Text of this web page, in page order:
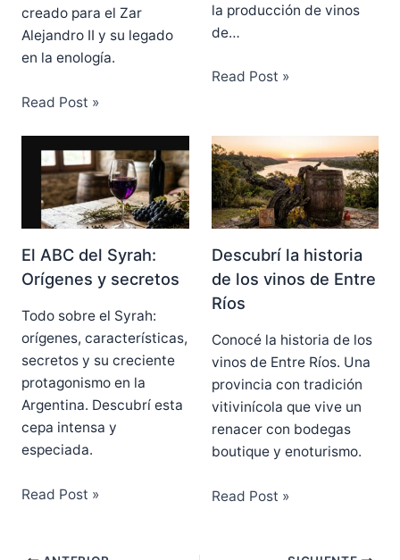
creado para el Zar
Alejandro II y su legado
en la enología.
Read Post »
la producción de vinos
de…
Read Post »
El ABC del Syrah:
Orígenes y secretos
Todo sobre el Syrah:
orígenes, características,
secretos y su creciente
protagonismo en la
Argentina. Descubrí esta
cepa intensa y
especiada.
Read Post »
Descubrí la historia
de los vinos de Entre
Ríos
Conocé la historia de los
vinos de Entre Ríos. Una
provincia con tradición
vitivinícola que vive un
renacer con bodegas
boutique y enoturismo.
Read Post »